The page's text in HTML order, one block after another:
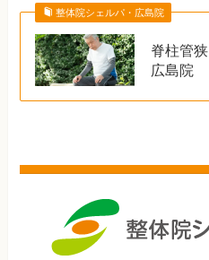
整体院シェルパ・広島院
脊柱管
広島院